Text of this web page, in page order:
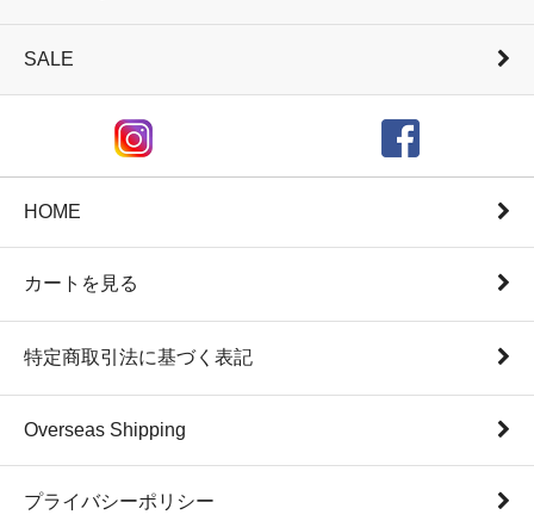
SALE
HOME
カートを見る
特定商取引法に基づく表記
Overseas Shipping
プライバシーポリシー